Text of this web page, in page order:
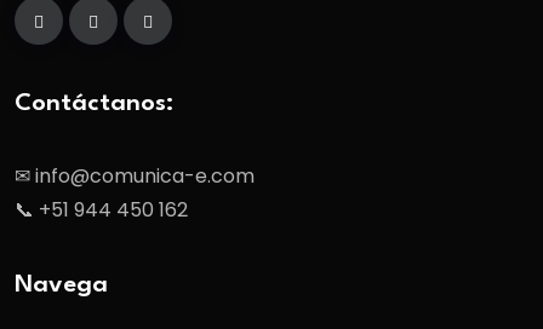
Contáctanos:
✉ info@comunica-e.com
📞 +51 944 450 162
Navega